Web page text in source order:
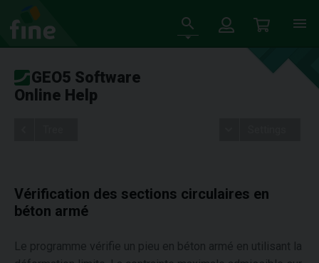
GEO5 Software
Online Help
Vérification des sections circulaires en
béton armé
Le programme vérifie un pieu en béton armé en utilisant la